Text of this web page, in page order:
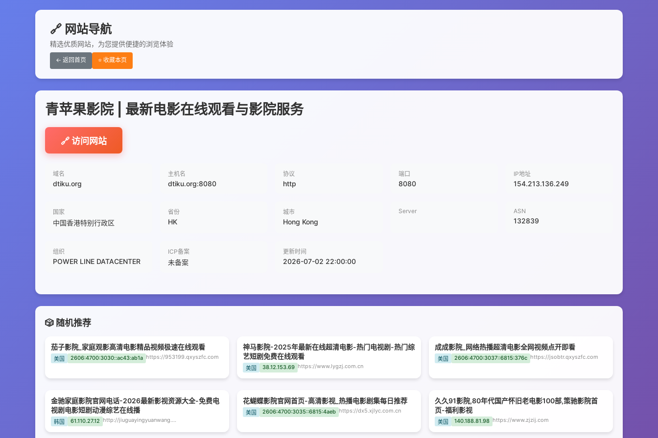
🔗 网站导航
精选优质网站，为您提供便捷的浏览体验
← 返回首页 ⭐ 收藏本页
青苹果影院 | 最新电影在线观看与影院服务
🔗 访问网站
域名
dtiku.org
主机名
dtiku.org:8080
协议
http
端口
8080
IP地址
154.213.136.249
国家
中国香港特别行政区
省份
HK
城市
Hong Kong
Server ASN
132839
组织
POWER LINE DATACENTER
ICP备案
未备案
更新时间
2026-07-02 22:00:00
🎲 随机推荐
茄子影院_家庭观影高清电影精品视频极速在线观看
美国 2606:4700:3030::ac43:ab1a https://953199.qxyszfc.com
神马影院-2025年最新在线超清电影-热门电视剧-热门综
艺短剧免费在线观看
美国 38.12.153.69 https://www.lygzj.com.cn
成成影院_网络热播超清电影全网视频点开即看
美国 2606:4700:3037::6815:376c https://jsobtr.qxyszfc.com
金驰家庭影院官网电话-2026最新影视资源大全-免费电
视剧电影短剧动漫综艺在线播
韩国 61.110.27.12 http://jiuguayingyuanwang.mlswk.com
花蝴蝶影院官网首页-高清影视_热播电影剧集每日推荐
美国 2606:4700:3035::6815:4aeb https://dx5.xjlyc.com.cn
久久91影院,80年代国产怀旧老电影100部,策驰影院首
页-福利影视
美国 140.188.81.98 https://www.zjzij.com